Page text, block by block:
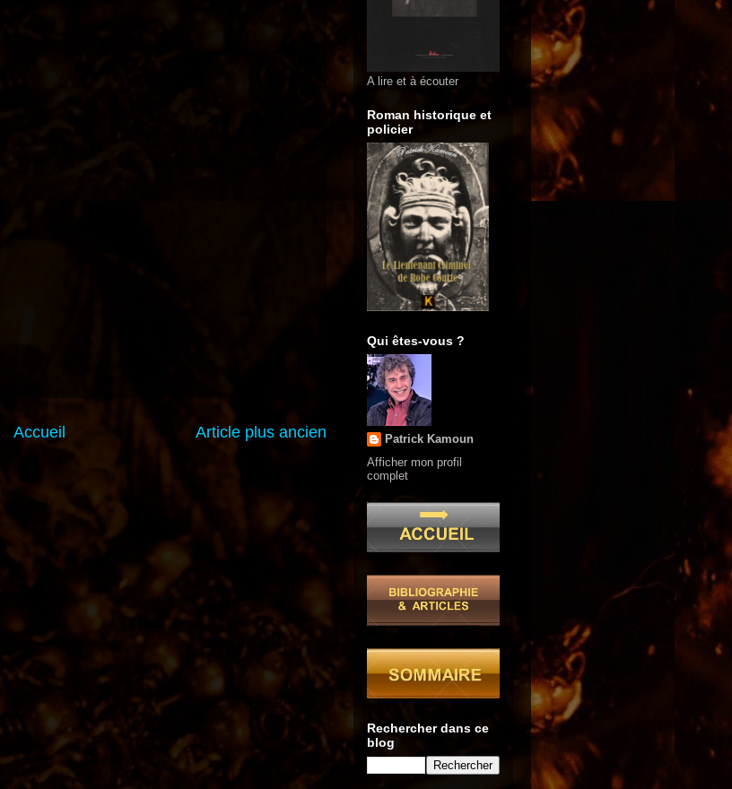
Article plus ancien
Accueil
A lire et à écouter
Roman historique et
policier
Qui êtes-vous ?
Patrick Kamoun
Afficher mon profil
complet
Rechercher dans ce
blog